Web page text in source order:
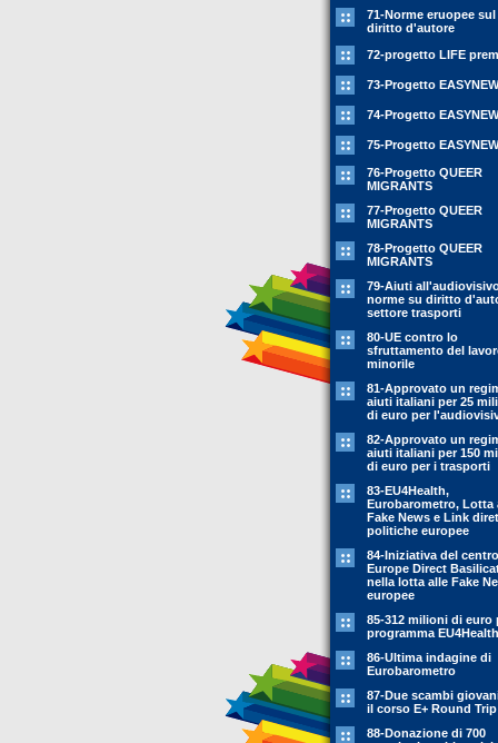
71-Norme eruopee sul
diritto d'autore
72-progetto LIFE
73-Progetto
74-Progetto
75-Progetto
76-Progetto QUEER
MIGRANTS
77-Progetto QUEER
MIGRANTS
78-Progetto QUEER
MIGRANTS
79-Aiuti
norme su diritto
settore trasporti
80-UE contro lo
sfruttamento del
minorile
81-Approvato un
aiuti italiani per 25
di euro per
82-Approvato un
aiuti italiani per 150
di euro per i trasporti
83-EU4Health,
Eurobarometro, Lotta
Fake News e Link
politiche europee
84-Iniziativa del centro
Europe Direct
nella lotta alle Fake
europee
85-312 milioni di euro
programma EU4Health
86-Ultima indagine di
Eurobarometro
87-Due scambi
il corso E+ Round Trip
88-Donazione di 700